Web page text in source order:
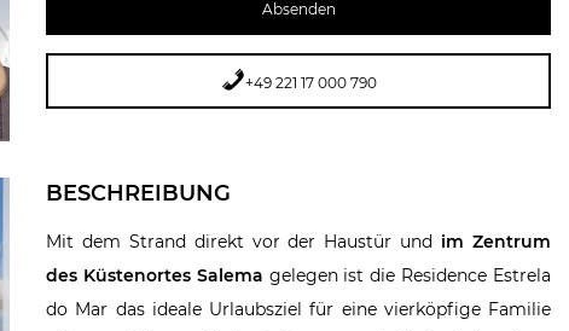
+49 221 17 000 790
BESCHREIBUNG
Mit dem Strand direkt vor der Haustür und im Zentrum
des Küstenortes Salema gelegen ist die Residence Estrela
do Mar das ideale Urlaubsziel für eine vierköpfige Familie